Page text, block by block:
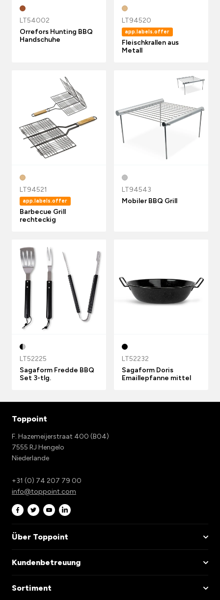
LT54002
Orrefors Hunting BBQ
Handschuhe
LT94520
app.labels.offer
Fleischkrallen aus
Metall
LT94521
app.labels.offer
Barbecue Grill
rechteckig
LT94543
Mobiler BBQ Grill
LT52225
Sagaform Fredde BBQ
Set 3-tlg.
LT52232
Sagaform Doris
Emaillepfanne mittel
Toppoint
F. Hazemeijerstraat 400 (B04)
7555 RJ Hengelo
Niederlande
+31 (0) 74 207 79 00
info@toppoint.com
Über Toppoint
Kundenbetreuung
Sortiment